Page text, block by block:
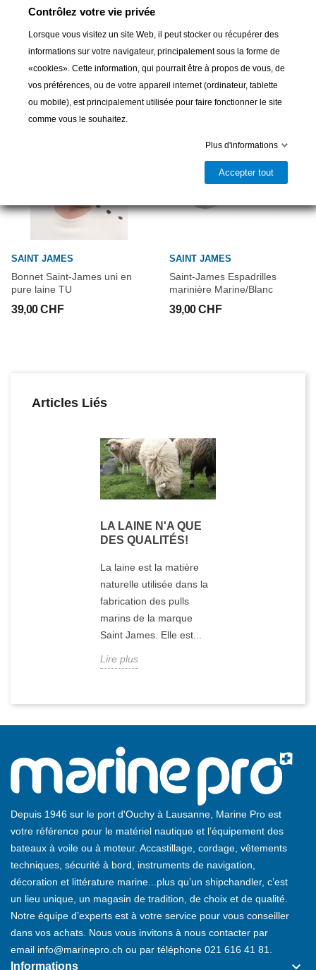
16 autres produits dans la même
catégorie :
SAINT JAMES
Bonnet Saint-James uni en
pure laine TU
39,00 CHF
SAINT JAMES
Saint-James Espadrilles
marinière Marine/Blanc
39,00 CHF
Articles Liés
LA LAINE N'A QUE
DES QUALITÉS!
La laine est la matière
naturelle utilisée dans la
fabrication des pulls
marins de la marque
Saint James. Elle est...
Lire plus
Depuis 1946 sur le port d'Ouchy à Lausanne, Marine Pro est
votre référence pour le matériel nautique et l’équipement des
bateaux à voile ou à moteur. Accastillage, cordage, vêtements
techniques, sécurité à bord, instruments de navigation,
décoration et littérature marine...plus qu’un shipchandler, c’est
un lieu unique, un magasin de tradition, de choix et de qualité.
Notre équipe d’experts est à votre service pour vous conseiller
dans vos achats. Nous vous invitons à nous contacter par
email info@marinepro.ch ou par téléphone 021 616 41 81
Informations
Contrôlez votre vie privée
Lorsque vous visitez un site Web, il peut stocker ou récupérer des
informations sur votre navigateur, principalement sous la forme de
«cookies». Cette information, qui pourrait être à propos de vous, de
vos préférences, ou de votre appareil internet (ordinateur, tablette
ou mobile), est principalement utilisée pour faire fonctionner le site
comme vous le souhaitez.
Plus d'informations
Accepter tout